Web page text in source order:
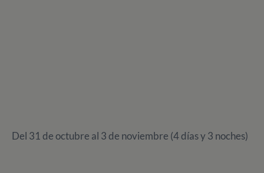
Del 31 de octubre al 3 de noviembre (4 días y 3 noches)